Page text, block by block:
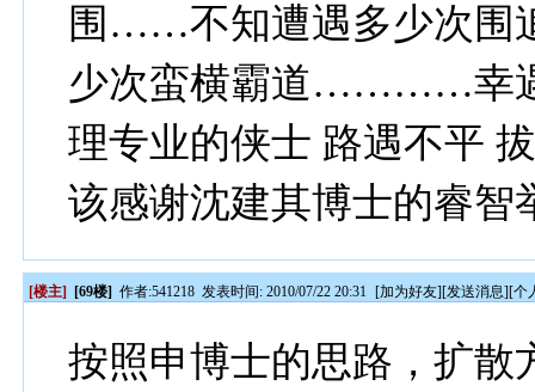
围……不知遭遇多少次
少次蛮横霸道…………幸
理专业的侠士 路遇不
该感谢沈建其博士的
[楼主] [69楼] 作者:541218 发表时间: 2010/07/22 20:31 [加为好友][发送消息][个
按照申博士的思路，扩散